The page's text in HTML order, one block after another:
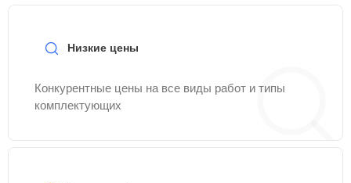
Низкие цены
Конкурентные цены на все виды работ и типы
комплектующих